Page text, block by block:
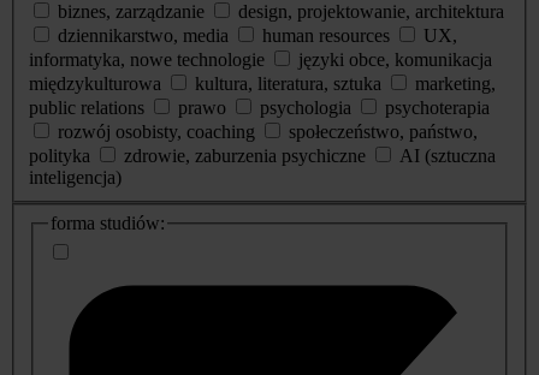
biznes, zarządzanie
design, projektowanie, architektura
dziennikarstwo, media
human resources
UX,
informatyka, nowe technologie
języki obce, komunikacja
międzykulturowa
kultura, literatura, sztuka
marketing,
public relations
prawo psychologia
psychoterapia
rozwój osobisty, coaching
społeczeństwo, państwo,
polityka
zdrowie, zaburzenia psychiczne
AI (sztuczna
inteligencja)
dodatkowe
informacje
forma studiów: